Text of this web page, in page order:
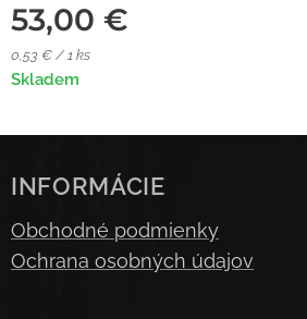
53,00 €
0,53 € / 1 ks
Skladem
INFORMÁCIE
Obchodné podmienky
Ochrana osobných údajov